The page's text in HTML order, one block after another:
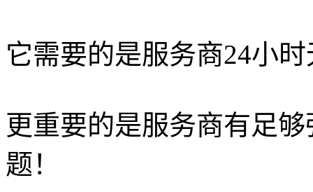
它需要的是服务商24小
更重要的是服务商有足
题！